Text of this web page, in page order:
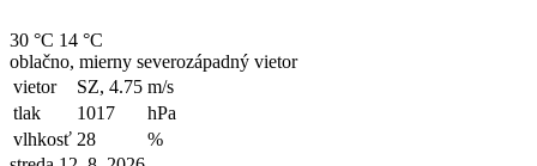
30 °C 14 °C
oblačno, mierny severozápadný vietor
vietor
SZ, 4.75 m/s
tlak
1017
hPa
vlhkosť 28
%